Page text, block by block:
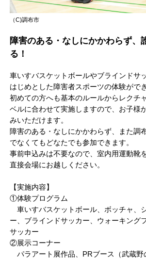
（C)調布市
障害のある・なしにかかわらず、
る！
車いすバスケットボールやブラインドサ
はじめとした障害者スポーツの体験がで
初めての方へも基本のルールからレクチ
ベルに合わせて実施しますので、お子様
みいただけます。
障害のある・なしにかかわらず、また調
でなくてもどなたでも参加できます。
事前申込みは不要なので、室内用運動靴
直接会場にお越しください。
【実施内容】
①体験プログラム
車いすバスケットボール、ボッチャ、
ー、ブラインドサッカー、ウォーキング
サッカー
②展示コーナー
パラアート展作品、PRブース（武蔵野